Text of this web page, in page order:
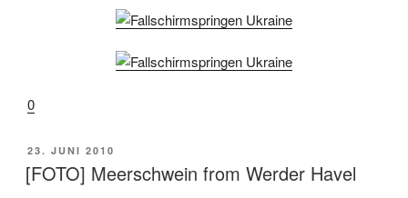
0
VERÖFFENTLICHT
AM
23. JUNI 2010
[FOTO] Meerschwein from Werder Havel